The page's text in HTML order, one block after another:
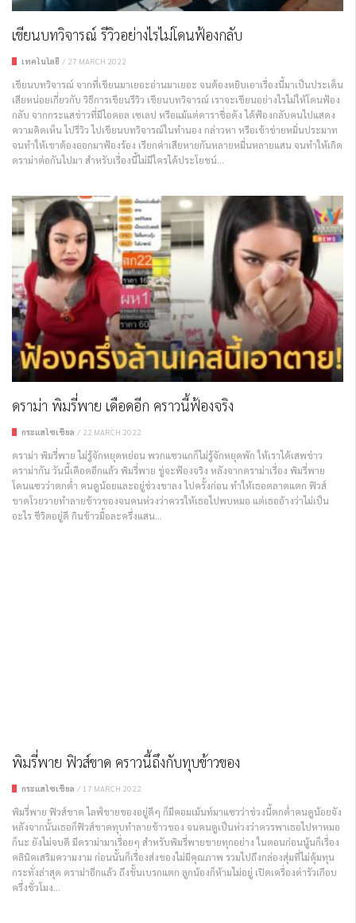
เขียนบทวิจารณ์ รีวิวอย่างไรไม่โดนฟ้องกลับ
เทคโนโลยี / 27 MARCH 2022
เขียนบทวิจารณ์ จากที่เขียนมาเยอะอ่านมาเยอะ จนต้องหยิบเอาเรื่องนี้มาเป็นประเด็น
เสียหน่อยเกี่ยวกับ วิธีการเขียนรีวิว เขียนบทวิจารณ์ เราจะเขียนอย่างไรไม่ให้โดนฟ้อง
กลับ จากกระแสข่าวที่มีไอดอล เซเลป หรือแม้แต่ดาราชื่อดัง ได้ฟ้องกลับคนไปแสดง
ความคิดเห็น ไปรีวิว ไปเขียนบทวิจารณ์ในทำนอง กล่าวหา หรือเข้าข่ายหมิ่นประมาท
จนทำให้เขาต้องออกมาฟ้องร้อง เรียกค่าเสียหายกันหลายหมื่นหลายแสน จนทำให้เกิด
ดราม่าต่อกันไปมา สำหรับเรื่องนี้ไม่มีใครได้ประโยชน์...
ดราม่า พิมรี่พาย เดือดอีก คราวนี้ฟ้องจริง
กระแสโซเชียล / 22 MARCH 2022
ดราม่า พิมรี่พาย ไม่รู้จักหยุดหย่อน พวกแซวแกก็ไม่รู้จักหยุดพัก ให้เราได้เสพข่าว
ดราม่ากัน วันนี้เดือดอีกแล้ว พิมรี่พาย ขู่จะฟ้องจริง หลังจากดราม่าเรื่อง พิมรี่พาย
โดนแซวว่าตกต่ำ คนดูน้อยและอยู่ช่วงขาลง ไปครั้งก่อน ทำให้เธอตลาดแตก ฟิวส์
ขาดโวยวายทำลายข้าวของจนคนห่วงว่าควรให้เธอไปพบหมอ แต่เธออ้างว่าไม่เป็น
อะไร ชีวิตอยู่ดี กินข้าวมื้อละครึ่งแสน...
พิมรี่พาย ฟิวส์ขาด คราวนี้ถึงกับทุบข้าวของ
กระแสโซเชียล / 17 MARCH 2022
พิมรี่พาย ฟิวส์ขาด ไลฟ์ขายของอยู่ดีๆ ก็มีคอมเม้นท์มาแซวว่าช่วงนี้ตกต่ำคนดูน้อยจัง
หลังจากนั้นเธอก็ฟิวส์ขาดทุบทำลายข้าวของ จนคนดูเป็นห่วงว่าควรพาเธอไปหาหมอ
ก็นะ ยังไม่จบดี มีดราม่ามาเรื่อยๆ สำหรับพิมรี่พายขายทุกอย่าง ในตอนก่อนนู้นก็เรื่อง
คลินิคเสริมความงาม ก่อนนั้นก็เรื่องส่งของไม่มีคุณภาพ รวมไปถึงกล่องสุ่มที่ไม่คุ้มทุน
กระทั่งล่าสุด ดราม่าอีกแล้ว ถึงขั้นเบรกแตก ลูกน้องก็ห้ามไม่อยู่ เปิดเครื่องด่ารัวเกือบ
ครึ่งชั่วโมง...